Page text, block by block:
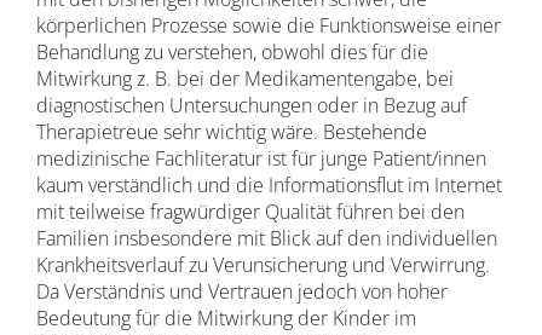
körperlichen Prozesse sowie die Funktionsweise einer
Behandlung zu verstehen, obwohl dies für die
Mitwirkung z. B. bei der Medikamentengabe, bei
diagnostischen Untersuchungen oder in Bezug auf
Therapietreue sehr wichtig wäre. Bestehende
medizinische Fachliteratur ist für junge Patient/innen
kaum verständlich und die Informationsflut im Internet
mit teilweise fragwürdiger Qualität führen bei den
Familien insbesondere mit Blick auf den individuellen
Krankheitsverlauf zu Verunsicherung und Verwirrung.
Da Verständnis und Vertrauen jedoch von hoher
Bedeutung für die Mitwirkung der Kinder im